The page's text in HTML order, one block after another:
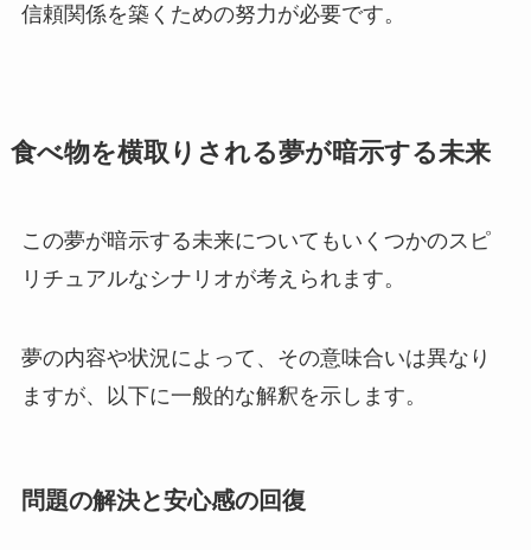
信頼関係を築くための努力が必要です。
食べ物を横取りされる夢が暗示する未来
この夢が暗示する未来についてもいくつかのスピ
リチュアルなシナリオが考えられます。
夢の内容や状況によって、その意味合いは異なり
ますが、以下に一般的な解釈を示します。
問題の解決と安心感の回復